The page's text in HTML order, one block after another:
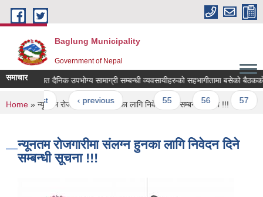
Skip to main content
Baglung Municipality
Government of Nepal
समाचार
बाग्लुङ स्थित दैनिक उपभोग्य सामाग्री सम्बन्धी व्यवसायीहरुको सहभागीतामा बसेको बैठकको
Pages ‹ previous … 55 56 57
You are here
Home » न्यूनतम रोजगारीमा संलग्न हुनका लागि निवेदन दिने सम्बन्धी सूचना !!!
न्यूनतम रोजगारीमा संलग्न हुनका लागि निवेदन दिने
सम्बन्धी सूचना !!!